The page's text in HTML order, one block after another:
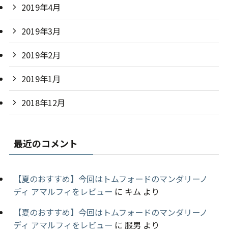
2019年4月
2019年3月
2019年2月
2019年1月
2018年12月
最近のコメント
【夏のおすすめ】今回はトムフォードのマンダリーノ
ディ アマルフィをレビュー に キム より
【夏のおすすめ】今回はトムフォードのマンダリーノ
ディ アマルフィをレビュー に 服男 より